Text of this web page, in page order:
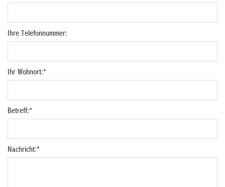
Ihre Telefonnummer:
Ihr Wohnort:*
Betreff:*
Nachricht:*